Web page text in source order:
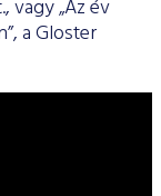
vagy „Az év
a Gloster